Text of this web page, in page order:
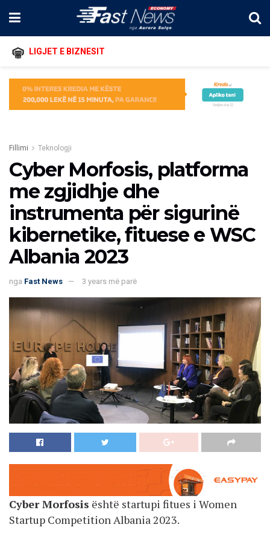
LIGJET E BIZNESIT
Fillimi Teknologji
Cyber Morfosis, platforma
me zgjidhje dhe
instrumenta për sigurinë
kibernetike, fituese e WSC
Albania 2023
nga Fast News 3 years më parë
Cyber Morfosis është startupi fitues i Women
Startup Competition Albania 2023.